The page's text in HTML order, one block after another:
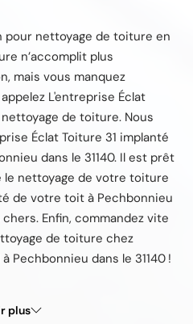
pour nettoyage de toiture en
n’accomplit plus
mais vous manquez
L'entreprise Éclat
de toiture. Nous
Éclat Toiture 31 implanté
dans le 31140. Il est prêt
le nettoyage de votre toiture
de votre toit à Pechbonnieu
Enfin, commandez vite
de toiture chez
Pechbonnieu dans le 31140 !
plus